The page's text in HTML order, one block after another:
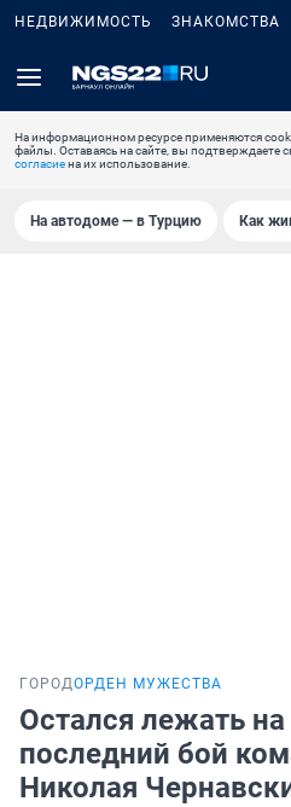
НЕДВИЖИМОСТЬ ЗНАКОМСТВА
На информационном ресурсе применяются
файлы. Оставаясь на сайте, вы подтверждаете
согласиена их использование.
На автодоме — в Турцию Как
ГОРОДОРДЕН МУЖЕСТВА
Остался лежать
последний бой
Николая